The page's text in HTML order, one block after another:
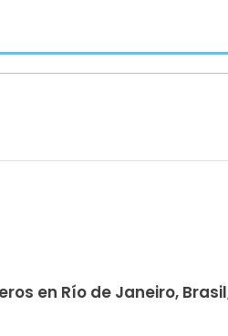
en Río de Janeiro,